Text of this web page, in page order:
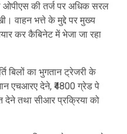
ओपीएस की तर्ज पर अधिक सरल
वाहन भत्ते के मुद्दे पर मुख्य
कर कैबिनेट में भेजा जा रहा
बिलों का भुगतान ट्रेजरी के
एचआरए देने, ₹4800 ग्रेड पे
देने तथा सीआर प्रक्रिया को